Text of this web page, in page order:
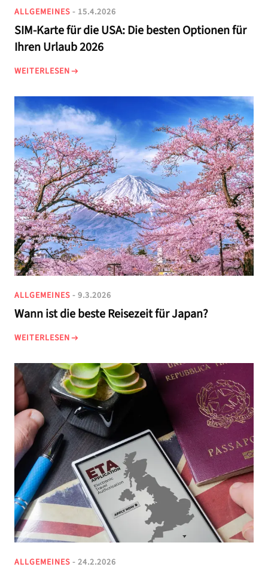
ALLGEMEINES - 15.4.2026
SIM-Karte für die USA: Die besten Optionen für
Ihren Urlaub 2026
WEITERLESEN
ALLGEMEINES - 9.3.2026
Wann ist die beste Reisezeit für Japan?
WEITERLESEN
ALLGEMEINES - 24.2.2026